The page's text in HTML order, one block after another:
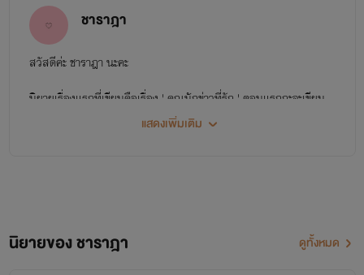
ชาราฎา
สวัสดีค่ะ ชาราฎา นะคะ
นิยายเรื่องแรกที่เขียนคือเรื่อง ' คุณนักข่าวที่รัก ' ตอนแรกกะจะเขียน
แค่เรื่องเดียว แต่กลัวว่านางจะเหงาเลยเขียนเรื่อง ' แพ้เอ็นเด็ก' มาเป็น
เรื่องใหม่ในอนาคตเพราะมีพล็อตเรื่องอยู่ในหัวแล้ว ทุกคนอาจสังเกต
แสดงเพิ่มเติม
นิยายของ ชาราฎา ดูทั้งหมด